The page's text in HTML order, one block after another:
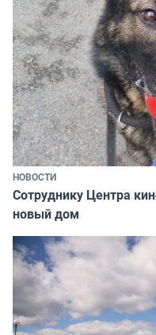
НОВОСТИ
Сотруднику Центра
новый дом